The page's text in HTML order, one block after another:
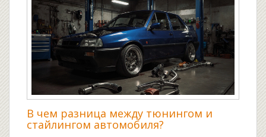
В чем разница между тюнингом и
стайлингом автомобиля?